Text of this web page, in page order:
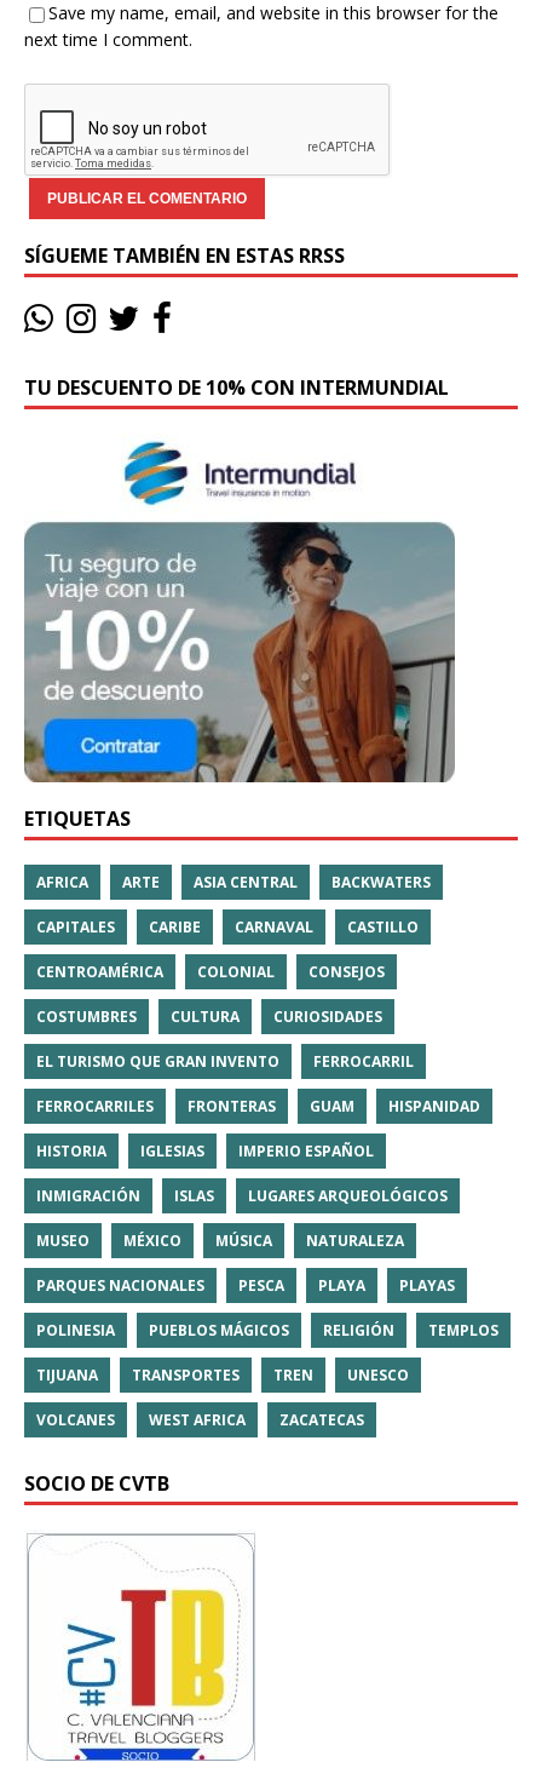
Save my name, email, and website in this browser for the
next time I comment.
SÍGUEME TAMBIÉN EN ESTAS RRSS
TU DESCUENTO DE 10% CON INTERMUNDIAL
ETIQUETAS
AFRICA ARTE ASIA CENTRAL BACKWATERS
CAPITALES CARIBE CARNAVAL CASTILLO
CENTROAMÉRICA COLONIAL CONSEJOS
COSTUMBRES CULTURA CURIOSIDADES
EL TURISMO QUE GRAN INVENTO FERROCARRIL
FERROCARRILES FRONTERAS GUAM HISPANIDAD
HISTORIA IGLESIAS IMPERIO ESPAÑOL
INMIGRACIÓN ISLAS LUGARES ARQUEOLÓGICOS
MUSEO MÉXICO MÚSICA NATURALEZA
PARQUES NACIONALES PESCA PLAYA PLAYAS
POLINESIA PUEBLOS MÁGICOS RELIGIÓN TEMPLOS
TIJUANA TRANSPORTES TREN UNESCO
VOLCANES WEST AFRICA ZACATECAS
SOCIO DE CVTB